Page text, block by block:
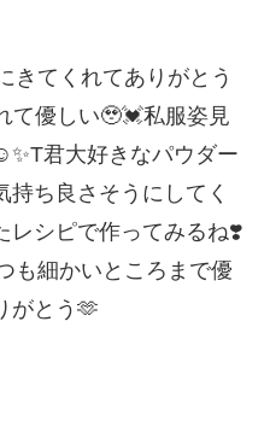
きてくれてありがとう
て優しい🥹💓私服姿見
君大好きなパウダー
ち良さそうにしてく
レシピで作ってみるね❣️
も細かいところまで優
がとう🫶